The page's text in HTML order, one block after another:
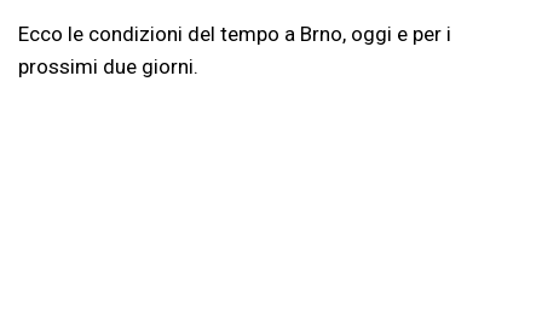
Ecco le condizioni del tempo a Brno, oggi e per i
prossimi due giorni.